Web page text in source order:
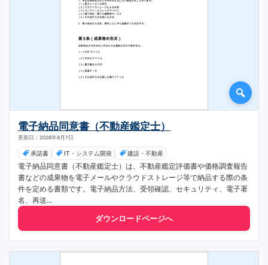
電子納品同意書（不動産鑑定士）
更新日：2026年8月7日
承諾書 IT・システム開発 建設・不動産
電子納品同意書（不動産鑑定士）は、不動産鑑定評価書や価格調査報告
書などの成果物を電子メールやクラウドストレージ等で納品する際の条
件を定める書類です。電子納品方法、受領確認、セキュリティ、電子署
名、再送...
ダウンロードページへ